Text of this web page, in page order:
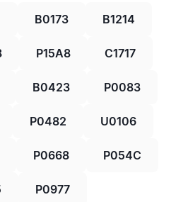
B0173 B1214
P15A8 C1717
B0423 P0083
P0482 U0106
P0668 P054C
P0977